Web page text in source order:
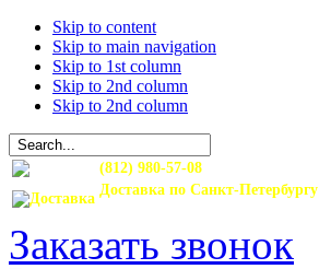
Skip to content
Skip to main navigation
Skip to 1st column
Skip to 2nd column
Skip to 2nd column
(812) 980-57-08
Доставка по Санкт-Петербургу
Заказать звонок